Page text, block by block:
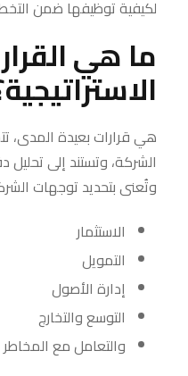
لكيفية توظيفها ضمن
ما هي
هي قرارات بعيدة المدى،
الشركة، وتستند إلى تحليل
وتُعنى بتحديد توجهات
الاستثمار
التمويل
إدارة الأصول
التوسع والتخارج
والتعامل مع المخاطر